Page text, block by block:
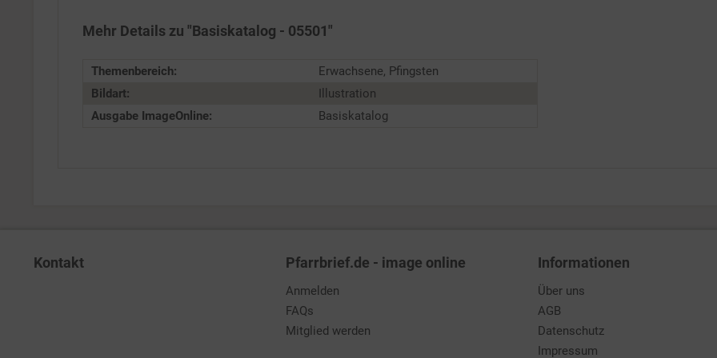
Mehr Details zu "Basiskatalog - 05501"
Themenbereich:
Erwachsene, Pfingsten
Bildart:
Illustration
Ausgabe ImageOnline:
Basiskatalog
Kontakt Pfarrbrief.de - image online
Anmelden
FAQs
Mitglied werden
Informationen
Über uns
AGB
Datenschutz
Impressum
Service